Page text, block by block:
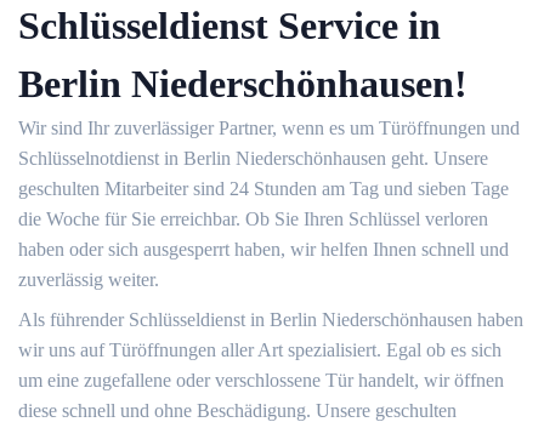
Schlüsseldienst Service in
Berlin Niederschönhausen!
Wir sind Ihr zuverlässiger Partner, wenn es um Türöffnungen und
Schlüsselnotdienst in Berlin Niederschönhausen geht. Unsere
geschulten Mitarbeiter sind 24 Stunden am Tag und sieben Tage
die Woche für Sie erreichbar. Ob Sie Ihren Schlüssel verloren
haben oder sich ausgesperrt haben, wir helfen Ihnen schnell und
zuverlässig weiter.
Als führender Schlüsseldienst in Berlin Niederschönhausen haben
wir uns auf Türöffnungen aller Art spezialisiert. Egal ob es sich
um eine zugefallene oder verschlossene Tür handelt, wir öffnen
diese schnell und ohne Beschädigung. Unsere geschulten